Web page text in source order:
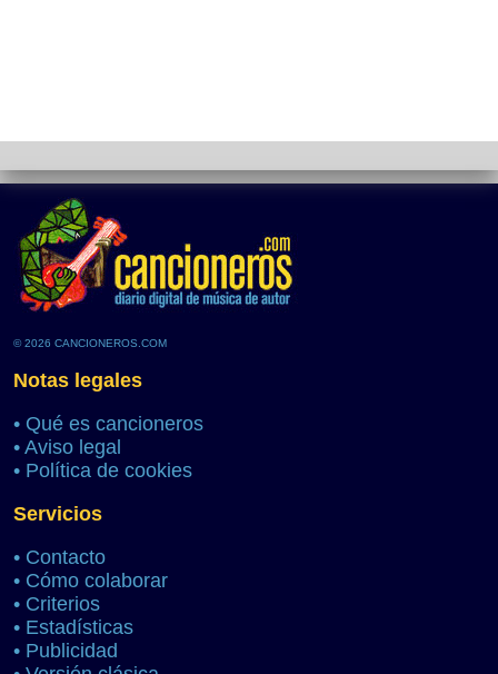
© 2026 CANCIONEROS.COM
Notas legales
• Qué es cancioneros
• Aviso legal
• Política de cookies
Servicios
• Contacto
• Cómo colaborar
• Criterios
• Estadísticas
• Publicidad